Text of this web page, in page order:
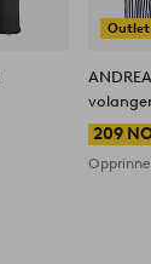
Outlet
209